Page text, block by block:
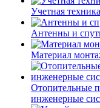
Учетная техника
Антенны и
Материал
Отопительные
инженерные